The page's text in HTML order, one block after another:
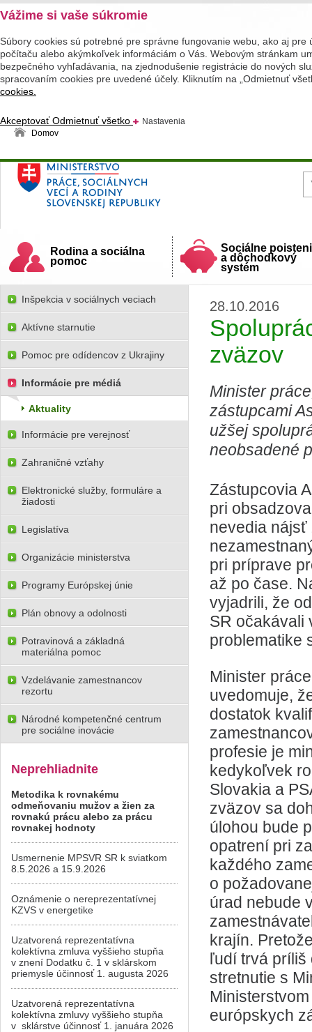
Vážime si vaše súkromie
Súbory cookies sú potrebné pre správne fungovanie webu, ako aj
počítaču alebo akýmkoľvek informáciám o Vás. Webovým stránkam
bezpečného vyhľadávania, na zjednodušenie registrácie do nových
spracovaním cookies pre uvedené účely. Kliknutím na „Odmietnuť
cookies.
AkceptovaťOdmietnuť všetko
Nastavenia
Domov
Ministerstvo práce, sociálnych vecí a rodiny
Slovenskej republiky
Rodina a sociálna
pomoc
Sociálne
a dôchodkový
systém
28.10.2016
zväzov
Minister
zástupcami
užšej
neobsadené
Zástupcovia
pri
nevedia nájsť
pri príprave
až po čase.
vyjadrili, že
SR očakávali
problematike
Minister
uvedomuje,
dostatok
profesie je
kedykoľvek
Slovakia a
zväzov sa
úlohou bude
opatrení pri
každého
o
úrad nebude
krajín.
ľudí trvá príliš
stretnutie s
európskych
Inšpekcia v sociálnych veciach
Aktívne starnutie
Pomoc pre odídencov z Ukrajiny
Informácie pre médiá
Aktuality
Informácie pre verejnosť
Zahraničné vzťahy
Elektronické služby, formuláre a
žiadosti
Legislatíva
Organizácie ministerstva
Programy Európskej únie
Plán obnovy a odolnosti
Potravinová a základná
materiálna pomoc
Vzdelávanie zamestnancov
rezortu
Národné kompetenčné centrum
pre sociálne inovácie
Neprehliadnite
Metodika k rovnakému
odmeňovaniu mužov a žien za
rovnakú prácu alebo za prácu
rovnakej hodnoty
Usmernenie MPSVR SR k sviatkom
8.5.2026 a 15.9.2026
Oznámenie o nereprezentatívnej
KZVS v energetike
Uzatvorená reprezentatívna
kolektívna zmluva vyššieho stupňa
v znení Dodatku č. 1 v sklárskom
priemysle účinnosť 1. augusta 2026
Uzatvorená reprezentatívna
kolektívna zmluvy vyššieho stupňa
v sklárstve účinnosť 1. januára 2026